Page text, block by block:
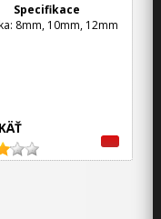
KÄŤ
Specifikace
8mm, 10mm, 12mm